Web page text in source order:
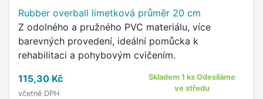
Rubber overball limetková průměr 20 cm
Z odolného a pružného PVC materiálu, více
barevných provedení, ideální pomůcka k
rehabilitaci a pohybovým cvičením.
115,30 Kč
včetně DPH
Skladem 1 ks Odesíláme
ve středu